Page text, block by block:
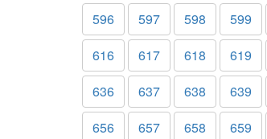
596 597 598 599
616
617 618 619
636
637 638 639
656
657 658 659